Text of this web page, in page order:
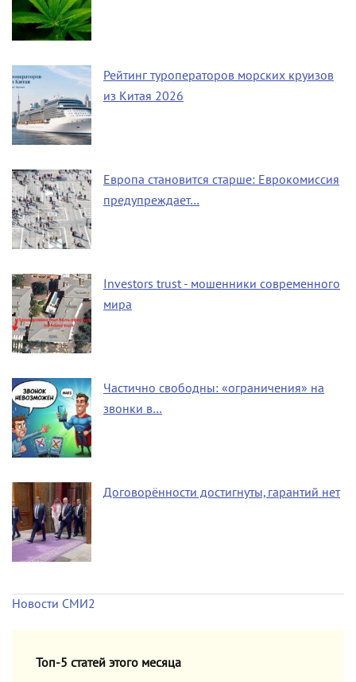
Рейтинг туроператоров морских круизов
из Китая 2026
Европа становится старше: Еврокомиссия
предупреждает…
Investors trust - мошенники современного
мира
Частично свободны: «ограничения» на
звонки в…
Договорённости достигнуты, гарантий нет
Новости СМИ2
Топ-5 статей этого месяца